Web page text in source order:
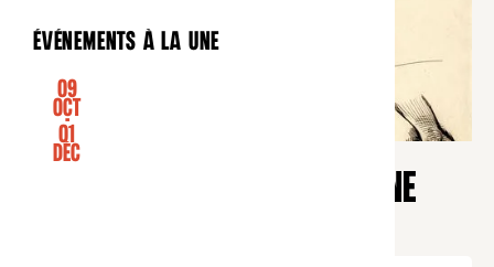
événements à la une
09
Oct
-
01
Déc
CONFÉRENCE
LE CORPS DANS LA BIBLE : UNE